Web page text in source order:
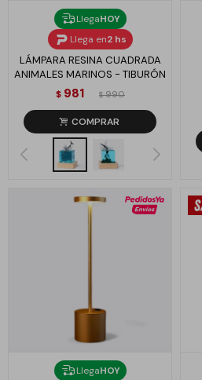
LlegaHOY
Llega en2 hs
LÁMPARA RESINA CUADRADA
ANIMALES MARINOS - TIBURÓN
$ 981 $ 990
LlegaHOY